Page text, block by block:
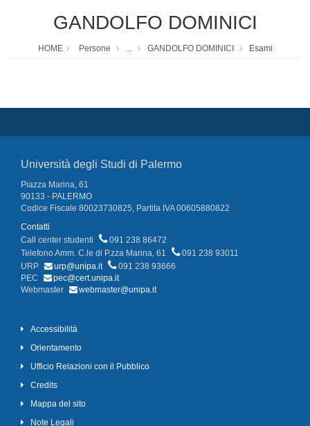
GANDOLFO DOMINICI
HOME Persone ... GANDOLFO DOMINICI Esami
Università degli Studi di Palermo
Piazza Marina, 61
90133 - PALERMO
Codice Fiscale 80023730825, Partita IVA 00605880822
Contatti
Call center studenti
091 238 86472
Telefono Amm. C.le di P.zza Marina, 61
091 238 93011
URP
urp@unipa.it
091 238 93666
PEC
pec@cert.unipa.it
Webmaster
webmaster@unipa.it
Accessibilità
Orientamento
Ufficio Relazioni con il Pubblico
Credits
Mappa del sito
Note Legali